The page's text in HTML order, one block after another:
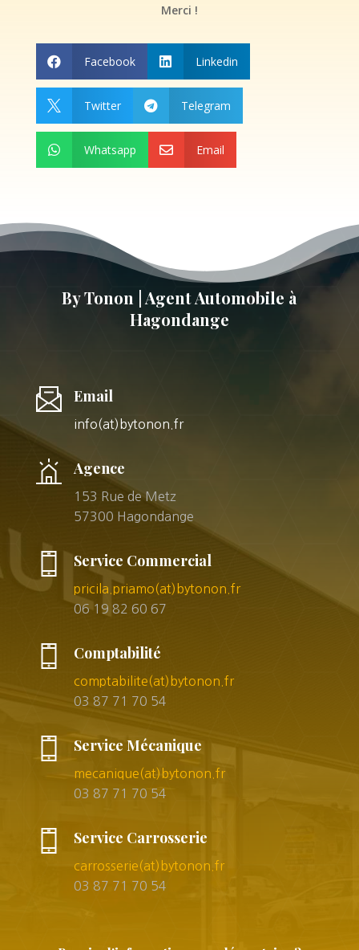
Merci !
 Facebook  Linkedin
 Twitter  Telegram
 Whatsapp  Email
By Tonon | Agent Automobile à
Hagondange
Email
info(at)bytonon.fr
Agence
153 Rue de Metz
57300 Hagondange
Service Commercial
pricila.priamo(at)bytonon.fr
06 19 82 60 67
Comptabilité
comptabilite(at)bytonon.fr
03 87 71 70 54
Service Mécanique
mecanique(at)bytonon.fr
03 87 71 70 54
Service Carrosserie
carrosserie(at)bytonon.fr
03 87 71 70 54